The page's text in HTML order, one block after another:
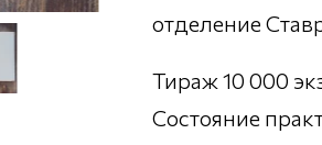
отделение
Тираж 10 000
Состояние